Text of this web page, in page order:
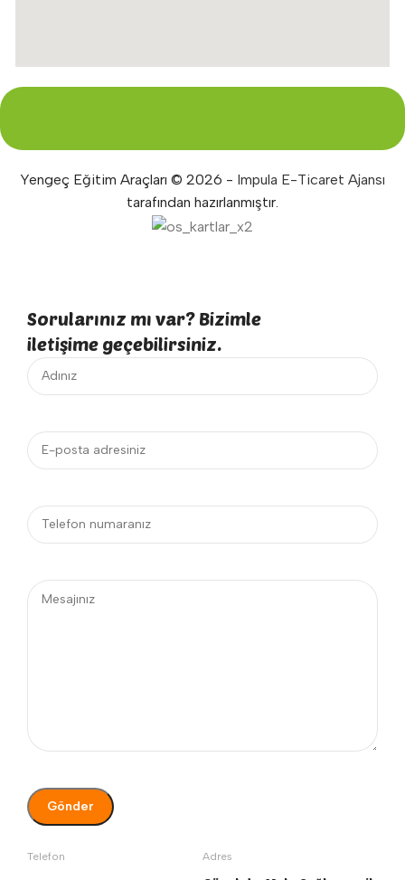
Yengeç Eğitim Araçları © 2026 - Impula E-Ticaret Ajansı
tarafından hazırlanmıştır.
Sorularınız mı var? Bizimle
iletişime geçebilirsiniz.
Telefon Adres